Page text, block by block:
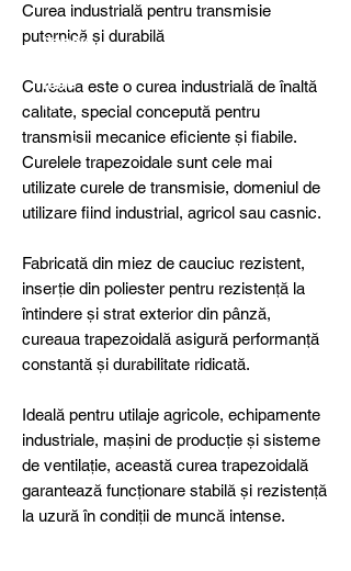
Curea industrială pentru transmisie
puternică și durabilă
Cureaua este o curea industrială de înaltă
calitate, special concepută pentru
transmisii mecanice eficiente și fiabile.
Curelele trapezoidale sunt cele mai
utilizate curele de transmisie, domeniul de
utilizare fiind industrial, agricol sau casnic.
Fabricată din miez de cauciuc rezistent,
inserție din poliester pentru rezistență la
întindere și strat exterior din pânză,
cureaua trapezoidală asigură performanță
constantă și durabilitate ridicată.
Ideală pentru utilaje agricole, echipamente
industriale, mașini de producție și sisteme
de ventilație, această curea trapezoidală
garantează funcționare stabilă și rezistență
la uzură în condiții de muncă intense.
consu
ltancy
here
to
help
you!